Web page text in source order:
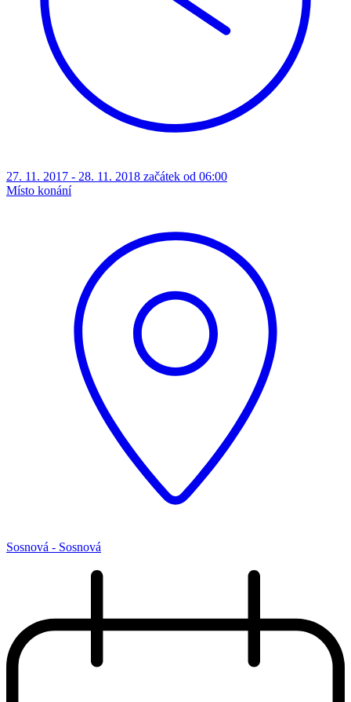
27. 11. 2017 - 28. 11. 2018 začátek od 06:00
Místo konání
Sosnová - Sosnová